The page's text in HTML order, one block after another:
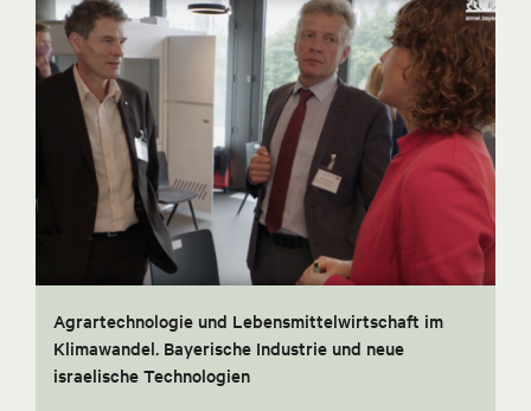
Agrartechnologie und Lebensmittelwirtschaft im
Klimawandel. Bayerische Industrie und neue
israelische Technologien